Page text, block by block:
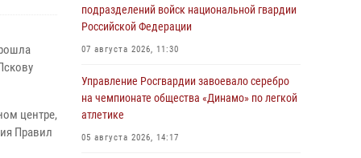
центре,
Правил
подразделений войск национальной гвардии
Российской Федерации
07 августа 2026, 11:30
Управление Росгвардии завоевало серебро
на чемпионате общества «Динамо» по легкой
атлетике
05 августа 2026, 14:17